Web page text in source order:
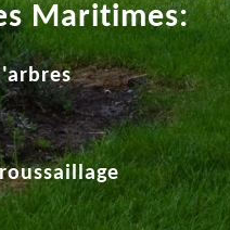
Maritimes: